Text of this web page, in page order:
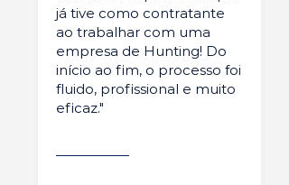
já tive como contratante
ao trabalhar com uma
empresa de Hunting! Do
início ao fim, o processo foi
fluido, profissional e muito
eficaz."